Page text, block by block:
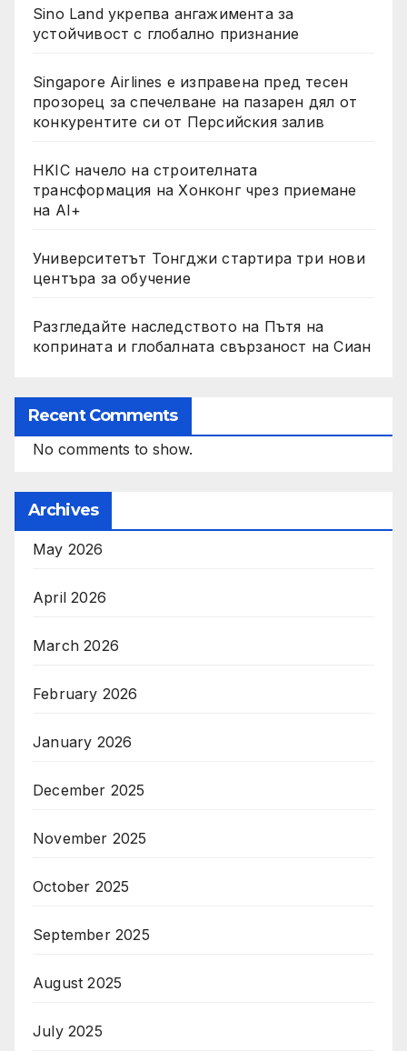
Sino Land укрепва ангажимента за
устойчивост с глобално признание
Singapore Airlines е изправена пред тесен
прозорец за спечелване на пазарен дял от
конкурентите си от Персийския залив
HKIC начело на строителната
трансформация на Хонконг чрез приемане
на AI+
Университетът Тонгджи стартира три нови
центъра за обучение
Разгледайте наследството на Пътя на
коприната и глобалната свързаност на Сиан
Recent Comments
No comments to show.
Archives
May 2026
April 2026
March 2026
February 2026
January 2026
December 2025
November 2025
October 2025
September 2025
August 2025
July 2025